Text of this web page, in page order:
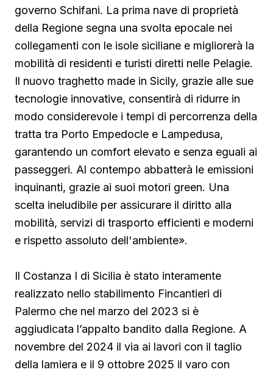
governo Schifani. La prima nave di proprietà
della Regione segna una svolta epocale nei
collegamenti con le isole siciliane e migliorerà la
mobilità di residenti e turisti diretti nelle Pelagie.
Il nuovo traghetto made in Sicily, grazie alle sue
tecnologie innovative, consentirà di ridurre in
modo considerevole i tempi di percorrenza della
tratta tra Porto Empedocle e Lampedusa,
garantendo un comfort elevato e senza eguali ai
passeggeri. Al contempo abbatterà le emissioni
inquinanti, grazie ai suoi motori green. Una
scelta ineludibile per assicurare il diritto alla
mobilità, servizi di trasporto efficienti e moderni
e rispetto assoluto dell'ambiente».
Il Costanza I di Sicilia è stato interamente
realizzato nello stabilimento Fincantieri di
Palermo che nel marzo del 2023 si è
aggiudicata l’appalto bandito dalla Regione. A
novembre del 2024 il via ai lavori con il taglio
della lamiera e il 9 ottobre 2025 il varo con